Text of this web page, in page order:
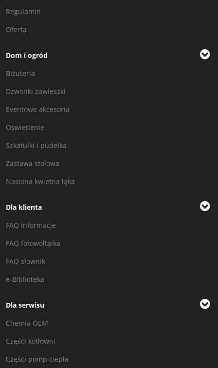
Regulamin
Oferta
Dom i ogród
Biżuteria
Dzwonki zawieszki
Eventowe akcesoria
Oświetlenie
Szkatułki i pudełka
Zastawa stołowa
Nasiona kwietna łąka
Dla klienta
FAQ informacje
FAQ fotowoltaika
FAQ słownik
e-Biblioteka
Dla serwisu
Chemia OEM
Części kotłowni
Części pomp ciepła